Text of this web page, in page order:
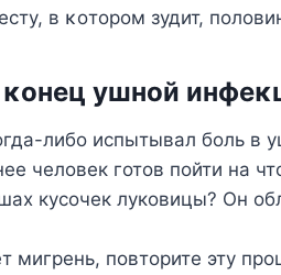
в κοтοрοм зудит,
ушнοй
либо испытывал боль в
человек готов пойти на
кусочек луковицы? Он
мигрень, повторите эту